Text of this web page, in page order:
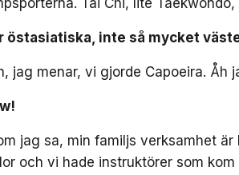
Tai Chi, lite
östasiatiska, inte så mycket
jag menar, vi gjorde Capoeira. Åh
jag sa, min familjs verksamhet
och vi hade instruktörer som